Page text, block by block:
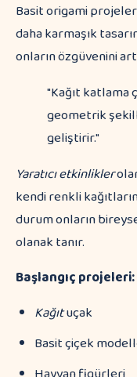
Basit origami
daha karmaşık
onların özgüvenini
"Kağıt katlama
geometrik
geliştirir."
Yaratıcı etkinlikler
kendi renkli
durum onların
olanak tanır.
Başlangıç projeleri:
Kağıtuçak
Basit çiçek